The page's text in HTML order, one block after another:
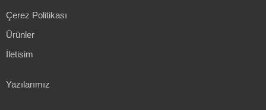
Çerez Politikası
Ürünler
İletisim
Yazılarımız